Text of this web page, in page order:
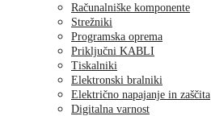
Računalniške komponente
Strežniki
Programska oprema
Priključni KABLI
Tiskalniki
Elektronski bralniki
Električno napajanje in zaščita
Digitalna varnost